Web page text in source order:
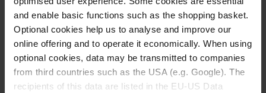
and enable basic functions such as the shopping basket.
Optional cookies help us to analyse and improve our
online offering and to operate it economically. When using
optional cookies, data may be transmitted to companies
from third countries such as the USA (e.g. Google). The
recipients of this data are listed in the EU-US Data
Gefahr
H290 Kann gegenüber Metallen korrosiv sein
H318 Verursacht schwere Augenschäden